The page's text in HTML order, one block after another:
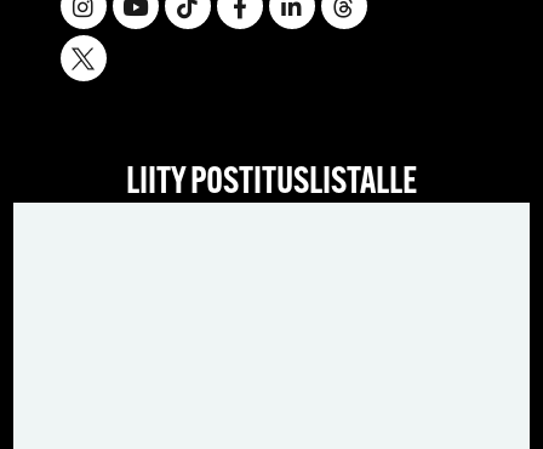
LIITY POSTITUSLISTALLE